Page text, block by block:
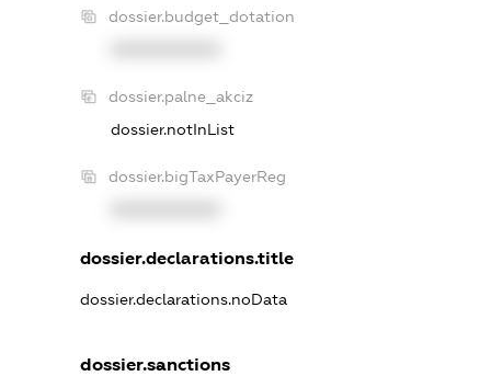
dossier.budget_dotation
dossier.palne_akciz
dossier.notInList
dossier.bigTaxPayerReg
dossier.declarations.title
dossier.declarations.noData
dossier.sanctions